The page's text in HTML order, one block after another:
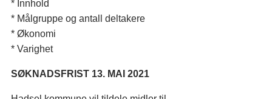
* Innhold
* Målgruppe og antall deltakere
* Økonomi
* Varighet
SØKNADSFRIST 13. MAI 2021